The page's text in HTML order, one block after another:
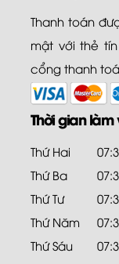
Thanh toán
mật với thẻ
cổng thanh
Thời gian làm
Thứ Hai
Thứ Ba
Thứ Tư
Thứ Năm
Thứ Sáu